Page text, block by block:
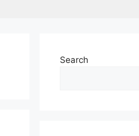
Search